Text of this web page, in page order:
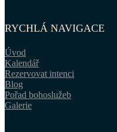
RYCHLÁ NAVIGACE
Úvod
Kalendář
Rezervovat intenci
Blog
Pořad bohoslužeb
Galerie